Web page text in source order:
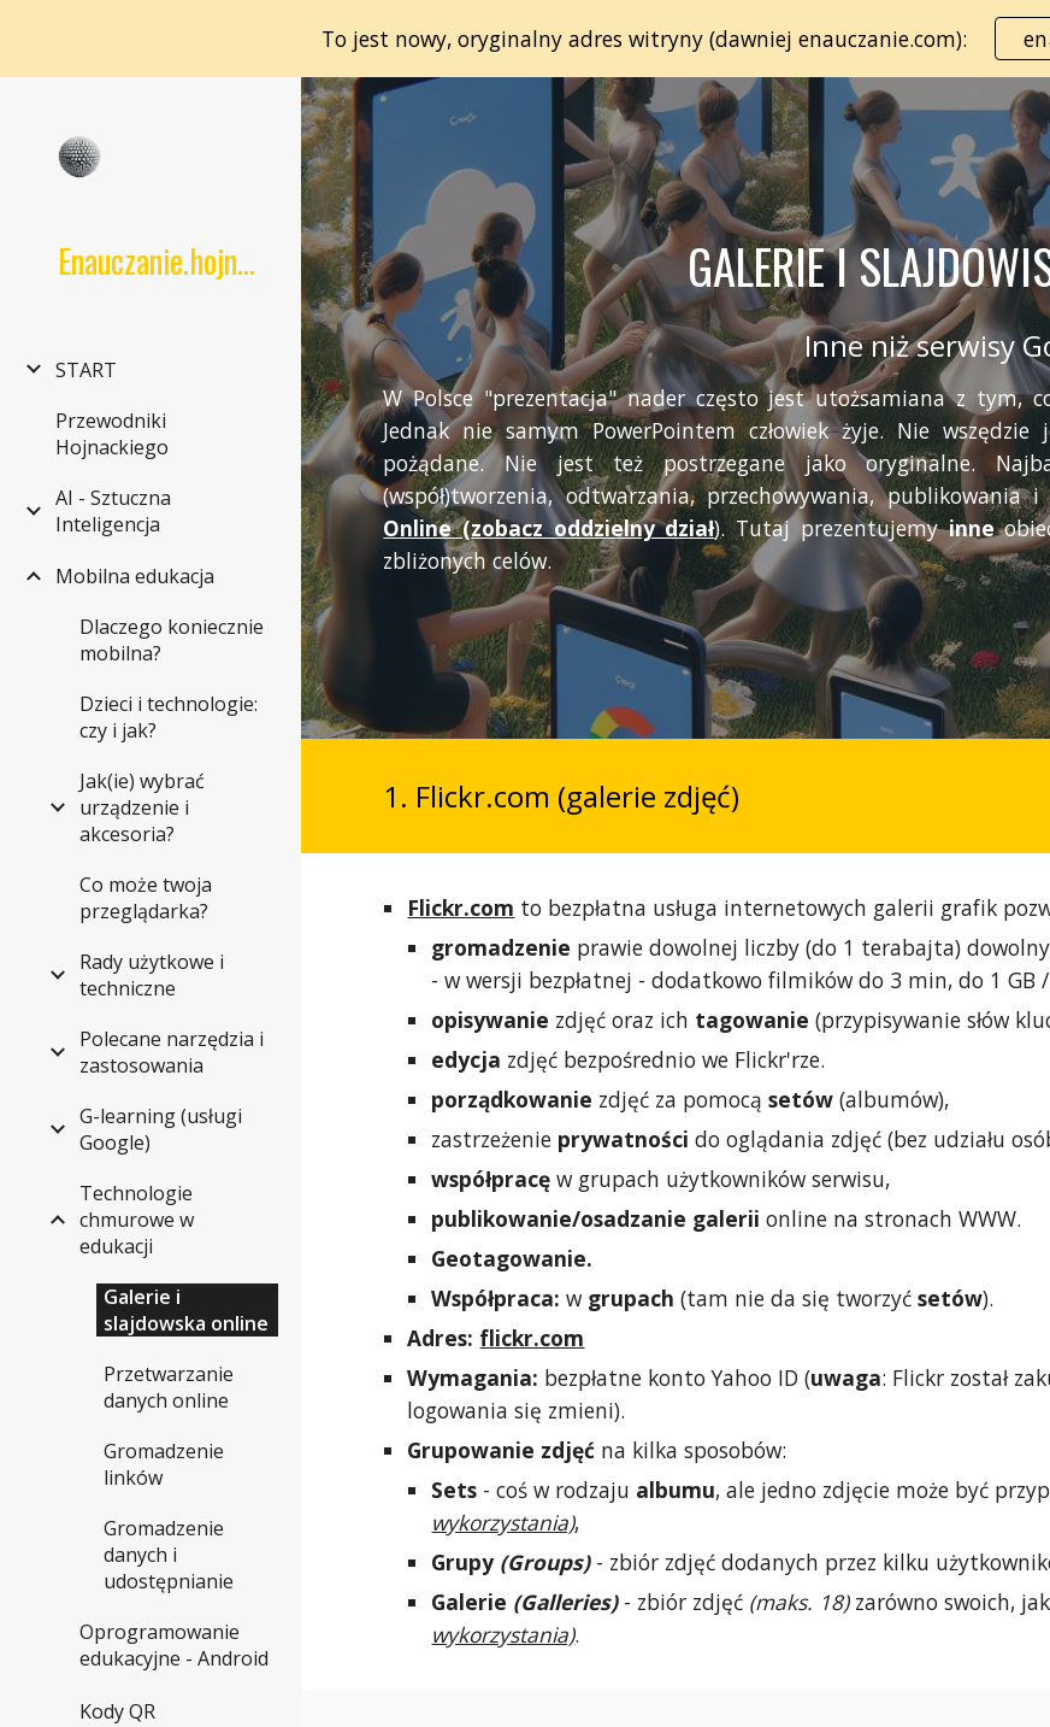
Skip to main content Skip to
To jest nowy, oryginalny adres witryny (dawniej enauczanie.com):
Enauczanie.hojnacki.net
START
Przewodniki
Hojnackiego
AI - Sztuczna
Inteligencja
Mobilna edukacja
Dlaczego koniecznie
mobilna?
Dzieci i technologie:
czy i jak?
Jak(ie) wybrać
urządzenie i
akcesoria?
Co może twoja
przeglądarka?
Rady użytkowe i
techniczne
Polecane narzędzia i
zastosowania
G-learning (usługi
Google)
Technologie
chmurowe w
edukacji
Galerie i
slajdowska online
Przetwarzanie
danych online
Gromadzenie
linków
Gromadzenie
danych i
udostępnianie
Oprogramowanie
edukacyjne - Android
Kody QR
GALERIE I
Inne niż serwisy
W Polsce "prezentacja" nader często jest utożsamiana z tym,
Jednak nie samym PowerPointem człowiek żyje. Nie
pożądane. Nie jest też postrzegane jako oryginalne.
(współ)tworzenia, odtwarzania, przechowywania,
Online (zobacz oddzielny dział). Tutaj prezentujemyinne
zbliżonych celów.
1. Flickr.com (galerie zdjęć)
Flickr.com to bezpłatna usługa internetowych galerii grafik
gromadzenie prawie dowolnej liczby (do 1 terabajta)
- w wersji bezpłatnej - dodatkowo filmików do 3 min, do 1 GB
opisywanie zdjęć oraz ich tagowanie (przypisywanie słów
edycja zdjęć bezpośrednio we Flickr'rze.
porządkowanie zdjęć za pomocąsetów (albumów),
zastrzeżenie prywatności do oglądania zdjęć (bez udziału
współpracę w grupach użytkowników serwisu,
publikowanie/osadzanie galerii online na stronach WWW.
Geotagowanie.
Współpraca: w grupach (tam nie da się tworzyćsetów).
Adres: flickr.com
Wymagania: bezpłatne konto Yahoo ID (uwaga: Flickr został
logowania się zmieni).
Grupowanie zdjęć na kilka sposobów:
Sets - coś w rodzaju albumu, ale jedno zdjęcie może być
wykorzystania),
Grupy (Groups)- zbiór zdjęć dodanych przez kilku
Galerie (Galleries)- zbiór zdjęć (maks. 18)zarówno swoich,
wykorzystania).